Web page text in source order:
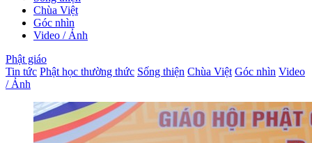
Chùa Việt
Góc nhìn
Video / Ảnh
Phật giáo
Tin tức Phật học thường thức Sống thiện Chùa Việt Góc nhìn Video
/ Ảnh